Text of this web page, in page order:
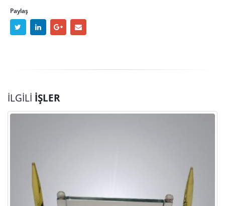
Paylaş
İLGILI İŞLER